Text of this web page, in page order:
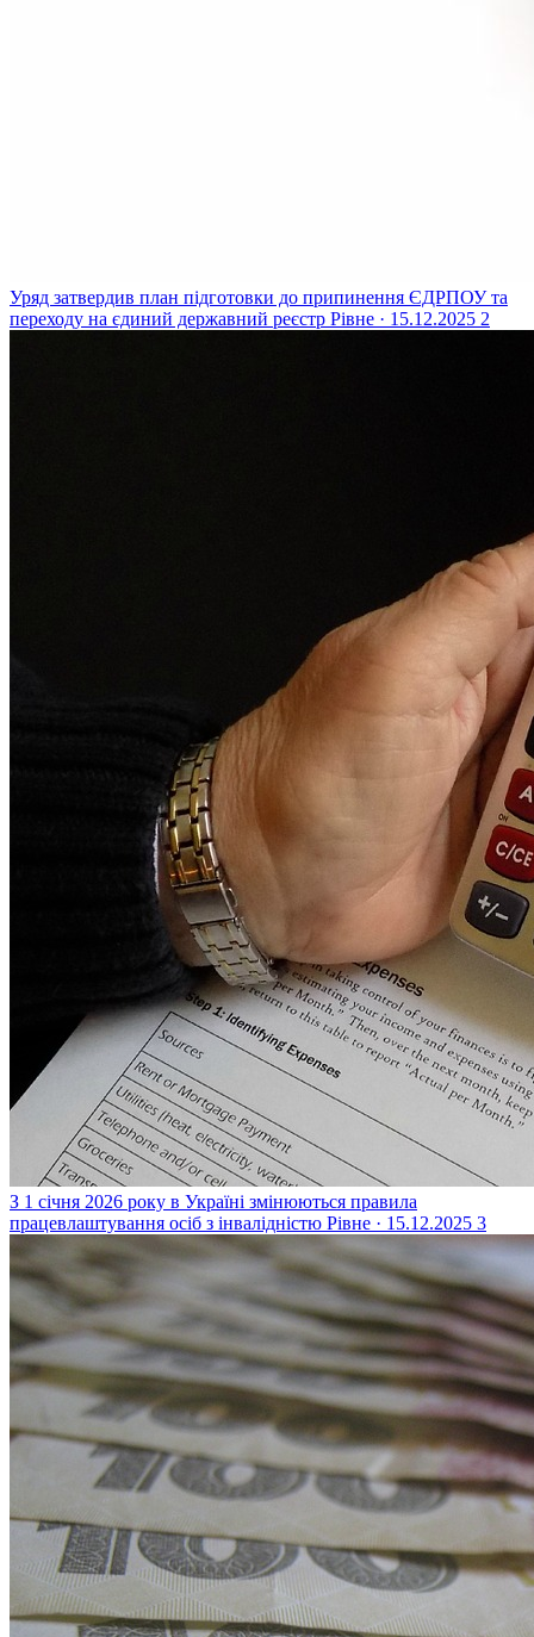
Уряд затвердив план підготовки до припинення ЄДРПОУ та
переходу на єдиний державний реєстр Рівне · 15.12.2025 2
З 1 січня 2026 року в Україні змінюються правила
працевлаштування осіб з інвалідністю Рівне · 15.12.2025 3